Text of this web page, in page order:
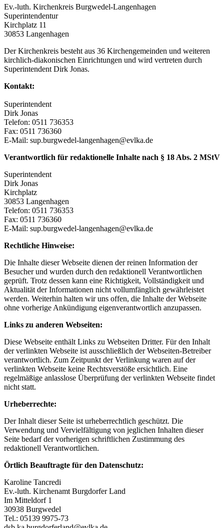
Ev.-luth. Kirchenkreis Burgwedel-Langenhagen
Superintendentur
Kirchplatz 11
30853 Langenhagen
Der Kirchenkreis besteht aus 36 Kirchengemeinden und weiteren
kirchlich-diakonischen Einrichtungen und wird vertreten durch
Superintendent Dirk Jonas.
Kontakt:
Superintendent
Dirk Jonas
Telefon: 0511 736353
Fax: 0511 736360
E-Mail: sup.burgwedel-langenhagen@evlka.de
Verantwortlich für redaktionelle Inhalte nach § 18 Abs. 2 MStV
Superintendent
Dirk Jonas
Kirchplatz
30853 Langenhagen
Telefon: 0511 736353
Fax: 0511 736360
E-Mail: sup.burgwedel-langenhagen@evlka.de
Rechtliche Hinweise:
Die Inhalte dieser Webseite dienen der reinen Information der
Besucher und wurden durch den redaktionell Verantwortlichen
geprüft. Trotz dessen kann eine Richtigkeit, Vollständigkeit und
Aktualität der Informationen nicht vollumfänglich gewährleistet
werden. Weiterhin halten wir uns offen, die Inhalte der Webseite
ohne vorherige Ankündigung eigenverantwortlich anzupassen.
Links zu anderen Webseiten:
Diese Webseite enthält Links zu Webseiten Dritter. Für den Inhalt
der verlinkten Webseite ist ausschließlich der Webseiten-Betreiber
verantwortlich. Zum Zeitpunkt der Verlinkung waren auf der
verlinkten Webseite keine Rechtsverstöße ersichtlich. Eine
regelmäßige anlasslose Überprüfung der verlinkten Webseite findet
nicht statt.
Urheberrechte:
Der Inhalt dieser Seite ist urheberrechtlich geschützt. Die
Verwendung und Vervielfältigung von jeglichen Inhalten dieser
Seite bedarf der vorherigen schriftlichen Zustimmung des
redaktionell Verantwortlichen.
Örtlich Beauftragte für den Datenschutz:
Karoline Tancredi
Ev.-luth. Kirchenamt Burgdorfer Land
Im Mitteldorf 1
30938 Burgwedel
Tel.: 05139 9975-73